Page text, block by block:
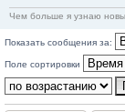
б
щ
н
е
4
0
Чем больше я узнаю
Показать сообщения за:
Поле сортировки